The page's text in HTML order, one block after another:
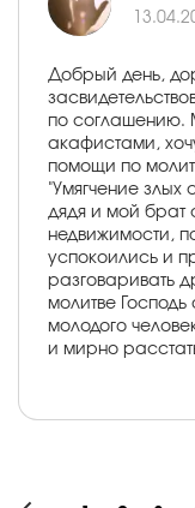
Добрый день,
по соглашению.
акафистами,
помощи по
"Умягчение злых
дядя и мой брат
недвижимости,
успокоились и
разговаривать
молитве Господь
молодого
и мирно